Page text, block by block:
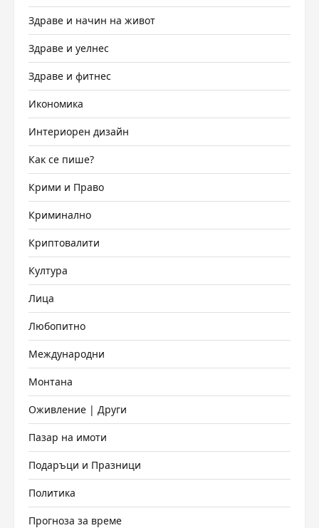
Здраве и начин на живот
Здраве и уелнес
Здраве и фитнес
Икономика
Интериорен дизайн
Как се пише?
Крими и Право
Криминално
Криптовалити
Култура
Лица
Любопитно
Международни
Монтана
Оживление | Други
Пазар на имоти
Подаръци и Празници
Политика
Прогноза за време